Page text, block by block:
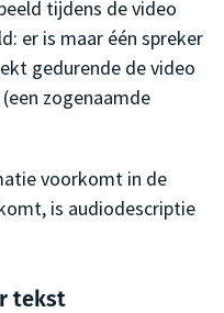
tijdens de video
er is maar één spreker
gedurende de video
zogenaamde
voorkomt in de
is audiodescriptie
tekst